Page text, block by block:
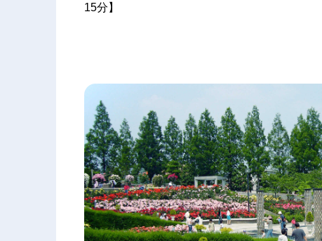
15分】